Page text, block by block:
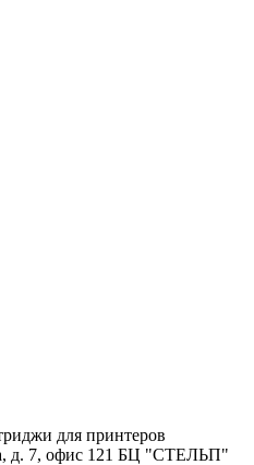
для принтеров
д. 7, офис 121 БЦ "СТЕЛЬП"